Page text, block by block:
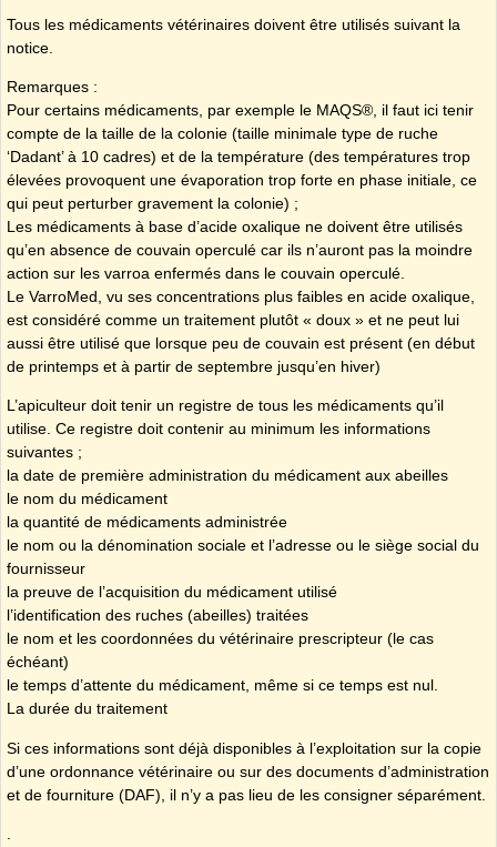
Tous les médicaments vétérinaires doivent être utilisés suivant la
notice.
Remarques :
Pour certains médicaments, par exemple le MAQS®, il faut ici tenir
compte de la taille de la colonie (taille minimale type de ruche
‘Dadant’ à 10 cadres) et de la température (des températures trop
élevées provoquent une évaporation trop forte en phase initiale, ce
qui peut perturber gravement la colonie) ;
Les médicaments à base d’acide oxalique ne doivent être utilisés
qu’en absence de couvain operculé car ils n’auront pas la moindre
action sur les varroa enfermés dans le couvain operculé.
Le VarroMed, vu ses concentrations plus faibles en acide oxalique,
est considéré comme un traitement plutôt « doux » et ne peut lui
aussi être utilisé que lorsque peu de couvain est présent (en début
de printemps et à partir de septembre jusqu’en hiver)
L’apiculteur doit tenir un registre de tous les médicaments qu’il
utilise. Ce registre doit contenir au minimum les informations
suivantes ;
la date de première administration du médicament aux abeilles
le nom du médicament
la quantité de médicaments administrée
le nom ou la dénomination sociale et l’adresse ou le siège social du
fournisseur
la preuve de l’acquisition du médicament utilisé
l’identification des ruches (abeilles) traitées
le nom et les coordonnées du vétérinaire prescripteur (le cas
échéant)
le temps d’attente du médicament, même si ce temps est nul.
La durée du traitement
Si ces informations sont déjà disponibles à l’exploitation sur la copie
d’une ordonnance vétérinaire ou sur des documents d’administration
et de fourniture (DAF), il n’y a pas lieu de les consigner séparément.
.